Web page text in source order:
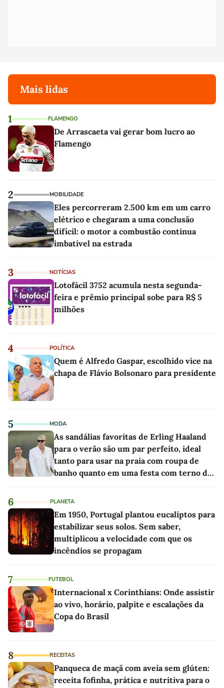
Mais lidas
1 FLAMENGO
De Arrascaeta vai gerar bom lucro ao
Flamengo
2 MOBILIDADE
Eles percorreram 2.500 km em um carro
elétrico e chegaram a uma conclusão
difícil: o motor a combustão continua
imbatível na estrada
3 NOTÍCIAS
Lotofácil 3752 acumula nesta segunda-
feira e prêmio principal sobe para R$ 5
milhões
4 POLÍTICA
Quem é Alfredo Gaspar, escolhido vice na
chapa de Flávio Bolsonaro para presidente
5 MODA
As sandálias favoritas de Erling Haaland
para o verão são um par perfeito, ideal
tanto para usar na praia com roupa de
banho quanto em uma festa com terno de
6 PLANETA
Em 1950, Portugal plantou eucaliptos para
estabilizar seus solos. Sem saber,
multiplicou a velocidade com que os
incêndios se propagam
7 FUTEBOL
Internacional x Corinthians: Onde assistir
ao vivo, horário, palpite e escalações da
Copa do Brasil
8 RECEITAS
Panqueca de maçã com aveia sem glúten:
receita fofinha, prática e nutritiva para o